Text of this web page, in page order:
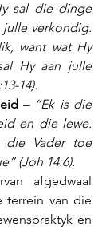
sal die dinge
julle verkondig.
want wat Hy
Hy aan julle
14).
– “Ek is die
en die lewe.
die Vader toe
(Joh 14:6).
afgedwaal
van die
en